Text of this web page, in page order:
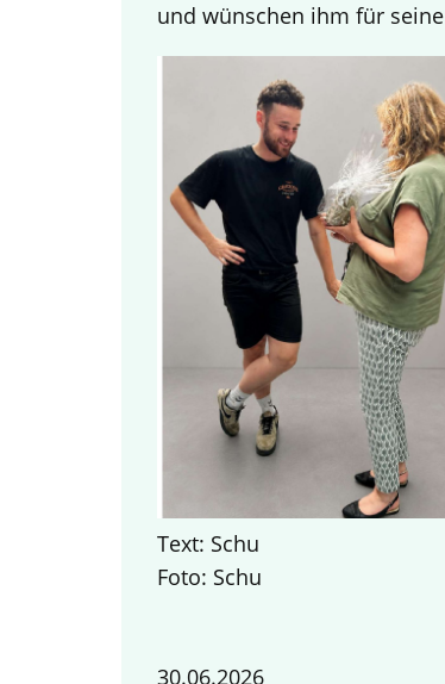
und wünschen ihm für
Text: Schu
Foto: Schu
30.06.2026